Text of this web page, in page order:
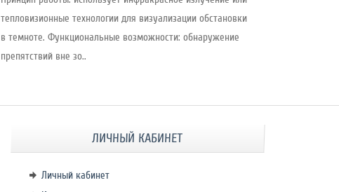
тепловизионные технологии для визуализации обстановки
в темноте. Функциональные возможности: обнаружение
препятствий вне зо..
ЛИЧНЫЙ КАБИНЕТ
Личный кабинет